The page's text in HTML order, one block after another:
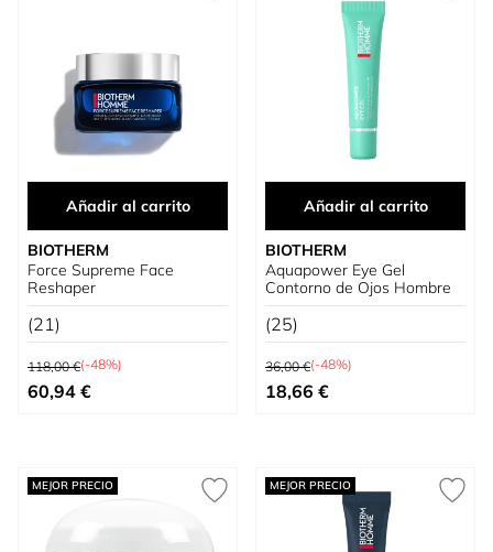
Añadir al carrito
BIOTHERM
Force Supreme Face
Reshaper
(21)
Precio habitual
118,00 €(-48%)
Precio especial
60,94 €
Añadir al carrito
BIOTHERM
Aquapower Eye Gel
Contorno de Ojos Hombre
(25)
Precio habitual
36,00 €(-48%)
Precio especial
18,66 €
MEJOR PRECIO MEJOR PRECIO